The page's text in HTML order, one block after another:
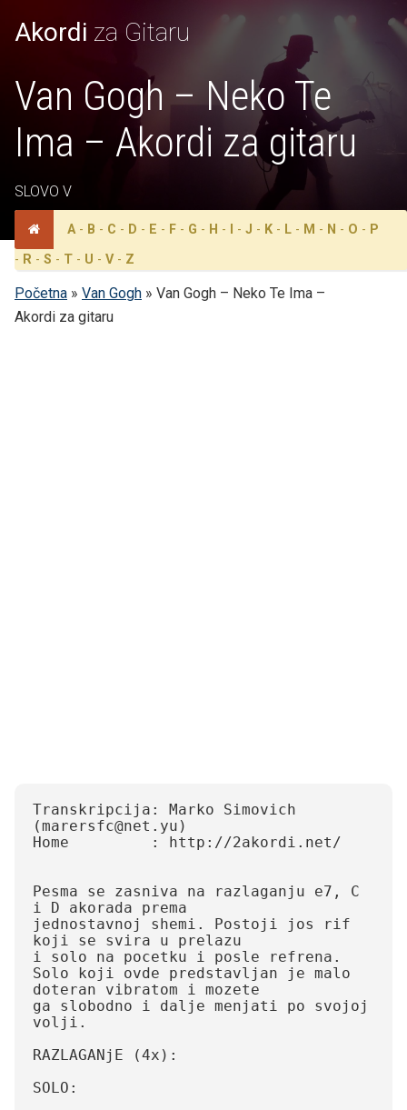
Akordi za Gitaru
Van Gogh – Neko Te
Ima – Akordi za gitaru
SLOVO V
A- B - C - D - E - F - G - H - - J - K - L - M - N - O - P
- R - S - T - U - V- Z
Početna » Van Gogh » Van Gogh – Neko Te Ima –
Akordi za gitaru
Transkripcija: Marko Simovich
(marersfc@net.yu)
Home         : http://2akordi.net/
Pesma se zasniva na razlaganju e7, C
i D akorada prema
jednostavnoj shemi. Postoji jos rif
koji se svira u prelazu
i solo na pocetku i posle refrena.
Solo koji ovde predstavljan je malo
doteran vibratom i mozete
ga slobodno i dalje menjati po svojoj
volji.
RAZLAGANjE (4x):
SOLO: